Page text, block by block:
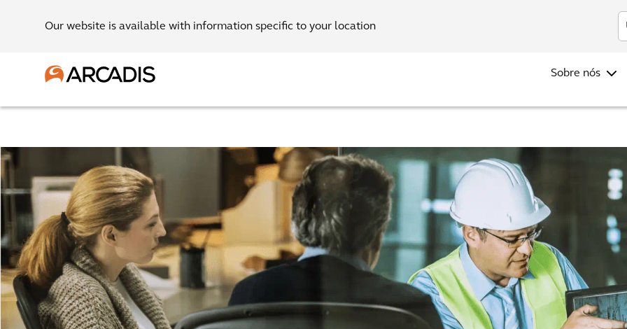
Our website is available with information specific to your location
Sobre nós